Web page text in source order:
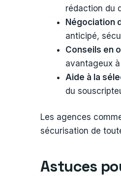
rédaction du
Négociation
anticipé,
Conseils en
avantageux à
Aide à la
du
Les agences
sécurisation de
Astuces